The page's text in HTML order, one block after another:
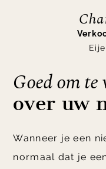
Goed om te
over uw
Wanneer je een
normaal dat je